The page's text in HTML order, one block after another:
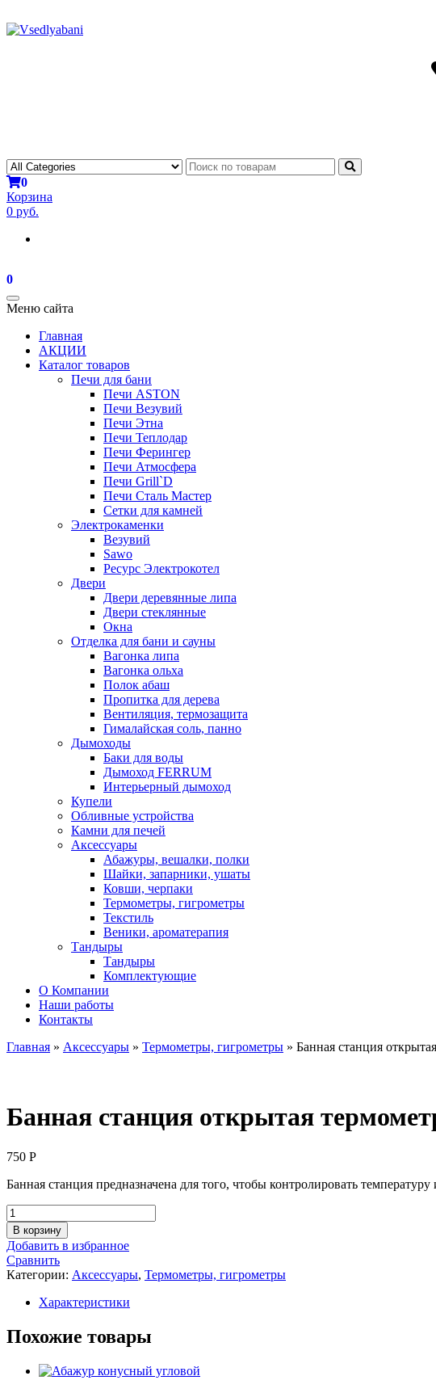
0
Корзина
0 руб.
0
Toggle
navigation
Меню сайта
Главная
АКЦИИ
Каталог товаров
Печи для бани
Печи ASTON
Печи Везувий
Печи Этна
Печи Теплодар
Печи Ферингер
Печи Атмосфера
Печи Grill`D
Печи Сталь Мастер
Сетки для камней
Электрокаменки
Везувий
Sawo
Ресурс Электрокотел
Двери
Двери деревянные липа
Двери стеклянные
Окна
Отделка для бани и сауны
Вагонка липа
Вагонка ольха
Полок абаш
Пропитка для дерева
Вентиляция, термозащита
Гималайская соль, панно
Дымоходы
Баки для воды
Дымоход FERRUM
Интерьерный дымоход
Купели
Обливные устройства
Камни для печей
Аксессуары
Абажуры, вешалки, полки
Шайки, запарники, ушаты
Ковши, черпаки
Термометры, гигрометры
Текстиль
Веники, ароматерапия
Тандыры
Тандыры
Комплектующие
О Компании
Наши работы
Контакты
Главная » Аксессуары » Термометры, гигрометры » Банная станция
Банная станция открытая
750 Р
Банная станция предназначена для того, чтобы контролировать
Количество
товара
Банная
станция
открытая
термометр+гигрометр
"Сердце"
В корзину
Добавить в избранное
Сравнить
Категории: Аксессуары, Термометры, гигрометры
Характеристики
Похожие товары